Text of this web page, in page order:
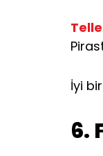
İyi
6.